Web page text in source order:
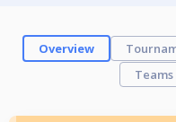
Overview
Teams